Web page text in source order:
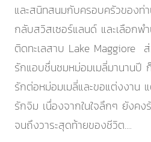
และสนิทสนมกับครอบครัวของท่
กลับสวิสเซอร์แลนด์ และเลือกพ
ติดทะเลสาบ Lake Maggiore
รักแอบชื่นชมหม่อมเมลี่มานานปี
รักต่อหม่อมเมลี่และขอแต่งงาน
รักจิม เนื่องจากในใจลึกๆ ยังค
จนถึงวาระสุดท้ายของชีวิต....